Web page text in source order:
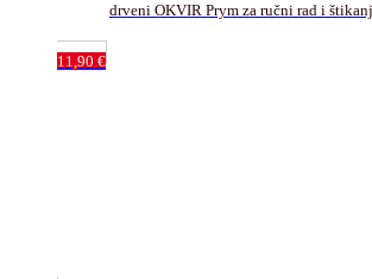
drveni OKVIR Prym za ručni rad i
11,90 €